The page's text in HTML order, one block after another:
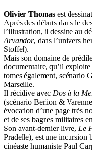
Olivier Thomas est
Après des débuts dans le
l’illustration, il dessine au
Arvandor, dans l’univers
Stoffel).
Mais son domaine de
documentaire, qu’il exploite
tomes également, scénario
Marseille.
Il récidive avec Dos à la
(scénario Berlion &
évocation d’une page très
et de ses bagnes militaires
Son avant-dernier livre, Le
Pradelle), est une incursion
cinéaste humaniste Paul